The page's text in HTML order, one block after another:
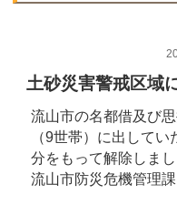
土砂災害警戒区域
流山市の名都借及び
（9世帯）に出して
分をもって解除しま
流山市防災危機管理課